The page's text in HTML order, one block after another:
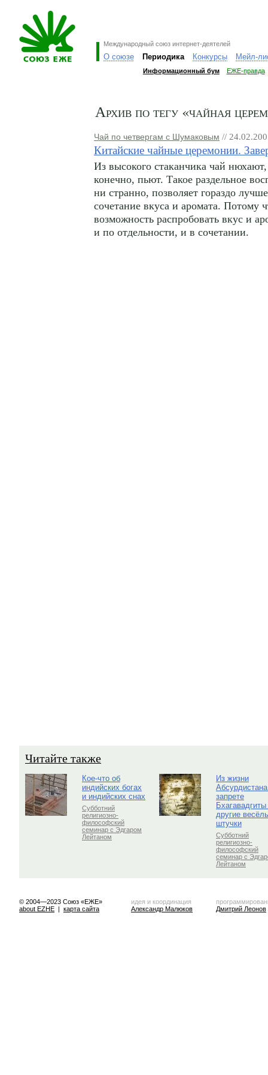
Международный союз интернет-деятелей
О союзе Периодика Конкурсы Мейл-
Информационный бум ЕЖЕ-правда
Архив по тегу «чайная
Чай по четвергам с Шумаковым //
Китайские чайные церемонии.
Из высокого стаканчика чай
конечно, пьют. Такое раздельное
ни странно, позволяет гораздо
сочетание вкуса и аромата. Потому
возможность распробовать вкус и
и по отдельности, и в сочетании.
Читайте также
Кое-что об
индийских богах
и индийских снах
Субботний
религиозно-
философский
семинар с Эдгаром
Лейтаном
Из жизни
запрете
Бхагавадгиты
другие
штучки
Субботний
религиозно-
философский
семинар с
Лейтаном
© 2004—2023 Союз «ЕЖЕ»
about EZHE | карта сайта
идея и координация
Александр Малюков
Дмитрий Леонов